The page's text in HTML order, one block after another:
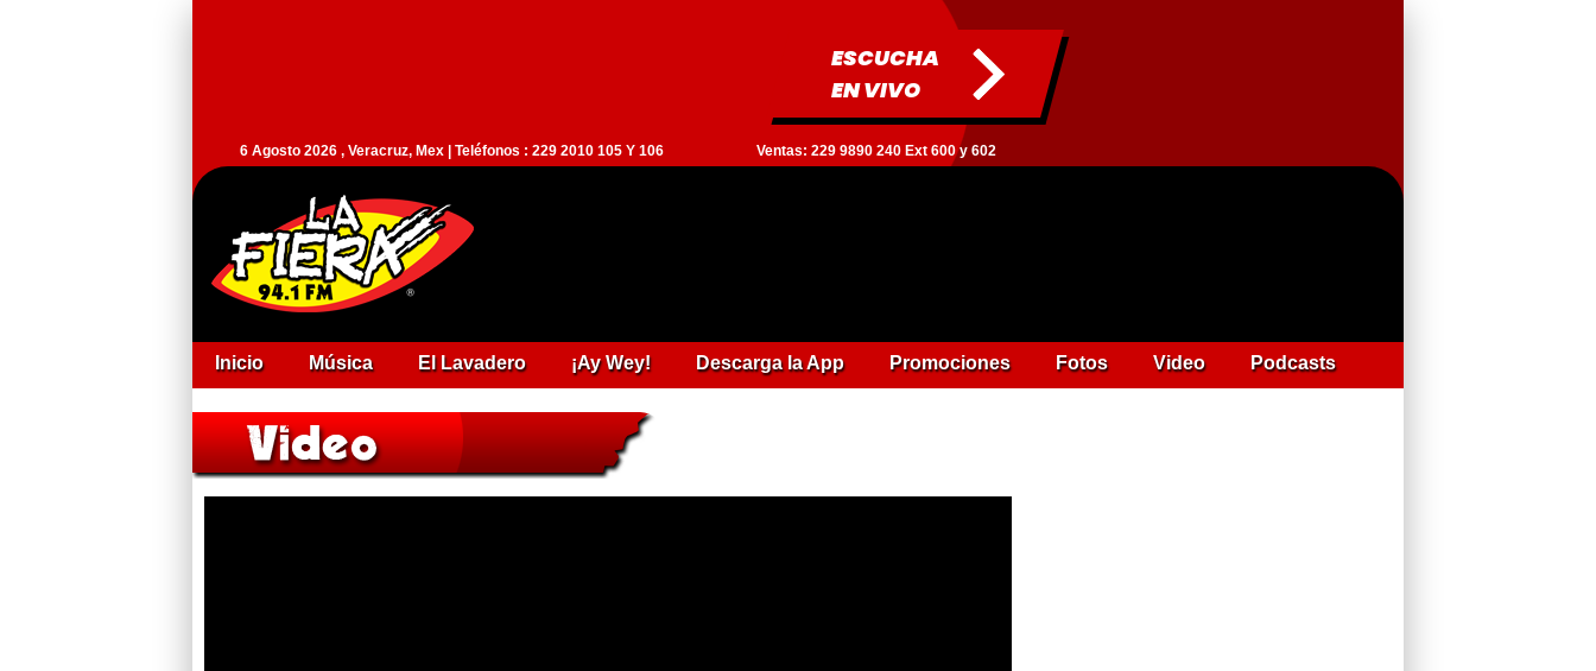
ESCUCHA
EN VIVO
6 Agosto 2026 , Veracruz, Mex | Teléfonos : 229 2010 105 Y 106 Ventas: 229 9890 240 Ext 600 y 602
Inicio Música El Lavadero ¡Ay Wey! Descarga la App Promociones Fotos Video Podcasts